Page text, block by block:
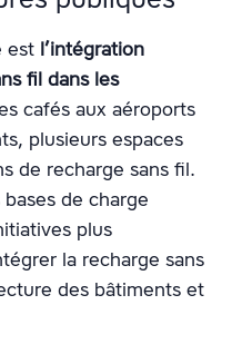
est l’intégration
fil dans les
cafés aux aéroports
plusieurs espaces
de recharge sans fil.
de charge
plus
la recharge sans
des bâtiments et